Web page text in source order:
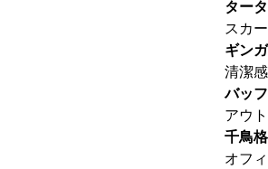
ター
スカ
ギン
清潔
バッ
アウ
千鳥
オフ